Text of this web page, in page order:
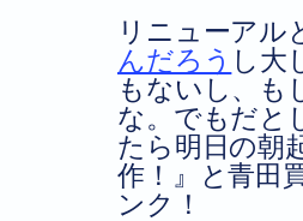
リニューアル
んだろう し大
もないし、も
な。でもだと
たら明日の朝
作！』と青田
ンク！